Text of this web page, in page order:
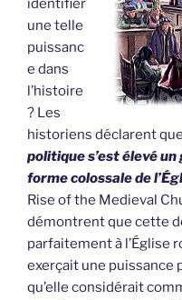
identifier
une telle
puissanc
e dans
l’histoire
? Les
historiens déclarent
politique s’est élevé
forme colossale de
Rise of the Medieval
démontrent que cette
parfaitement à l’Église
exerçait une puissance
qu’elle considérait